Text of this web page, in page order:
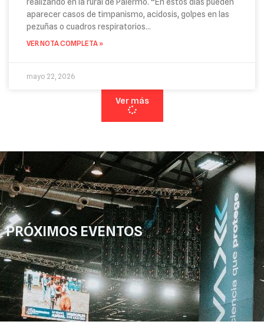
aparecer casos de timpanismo, acidosis, golpes en las
pezuñas o cuadros respiratorios…
VER NOTA COMPLETA »
mayo 22, 2026
Ver más
PRÓXIMOS EVENTOS